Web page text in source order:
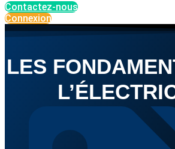
Contactez-nous
Connexion
LES